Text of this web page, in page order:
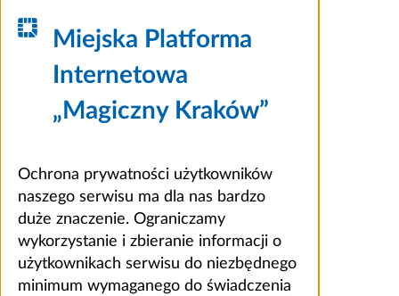
Miejska Platforma
Internetowa
„Magiczny Kraków”
Ochrona prywatności użytkowników
naszego serwisu ma dla nas bardzo
duże znaczenie. Ograniczamy
wykorzystanie i zbieranie informacji o
użytkownikach serwisu do niezbędnego
minimum wymaganego do świadczenia